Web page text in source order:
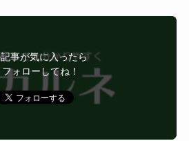
事が気に入ったら
フォローしてね！